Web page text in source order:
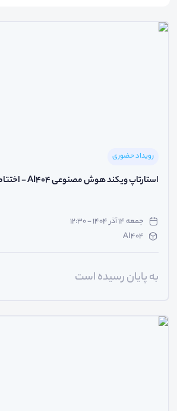
رویداد حضوری
استارتاپ ویکند هوش مصنوعی AI404 - اختتامیه
جمعه ۱۴ آذر ۱۴۰۴ - ۱۲:۳۰
AI404
به پایان رسیده است